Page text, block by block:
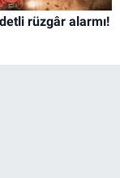
rüzgâr alarmı!